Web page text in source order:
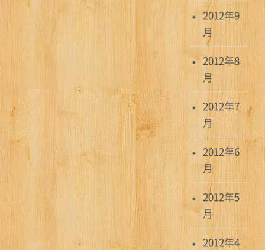
2012年9
月
2012年8
月
2012年7
月
2012年6
月
2012年5
月
2012年4